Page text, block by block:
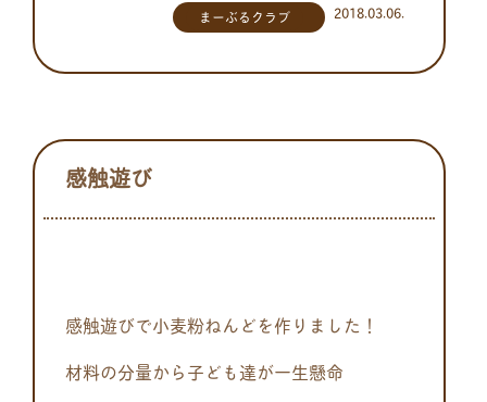
2018.03.06.
まーぶるクラブ
感触遊び
感触遊びで小麦粉ねんどを作りました！
材料の分量から子ども達が一生懸命